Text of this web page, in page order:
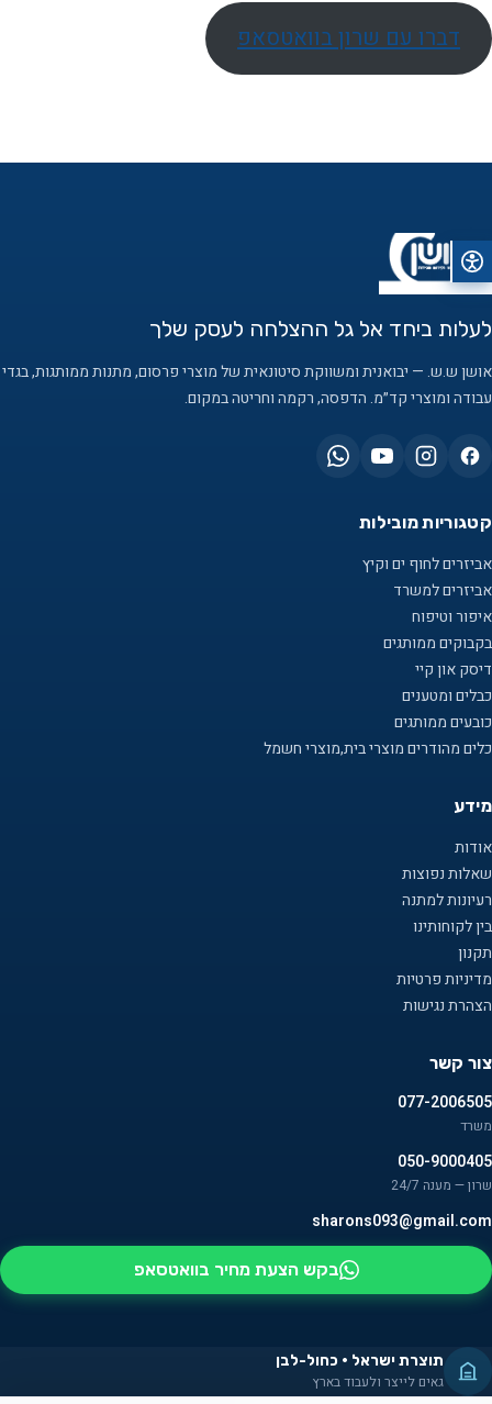
דברו עם שרון בוואטסאפ
לעלות ביחד אל גל ההצלחה לעסק שלך
אושן ש.ש. — יבואנית ומשווקת סיטונאית של מוצרי פרסום, מתנות ממותגות, בגדי
עבודה ומוצרי קד״מ. הדפסה, רקמה וחריטה במקום.
קטגוריות מובילות
אביזרים לחוף ים וקיץ
אביזרים למשרד
איפור וטיפוח
בקבוקים ממותגים
דיסק און קיי
כבלים ומטענים
כובעים ממותגים
כלים מהודרים מוצרי בית,מוצרי חשמל
מידע
אודות
שאלות נפוצות
רעיונות למתנה
בין לקוחותינו
תקנון
מדיניות פרטיות
הצהרת נגישות
צור קשר
077-2006505
משרד
050-9000405
שרון — מענה 24/7
sharons093@gmail.com
בקש הצעת מחיר בוואטסאפ
תוצרת ישראל · כחול-לבן
גאים לייצר ולעבוד בארץ